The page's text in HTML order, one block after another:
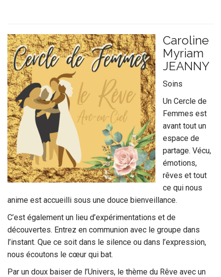
Caroline
Myriam
JEANNY
Soins
Un Cercle de
Femmes est
avant tout un
espace de
partage. Vécu,
émotions,
rêves et tout
ce qui nous
anime est accueilli sous une douce bienveillance.
C’est également un lieu d’expérimentations et de
découvertes. Entrez en communion avec le groupe dans
l’instant. Que ce soit dans le silence ou dans l’expression,
nous écoutons le cœur qui bat.
Par un doux baiser de l’Univers, le thème du Rêve avec un